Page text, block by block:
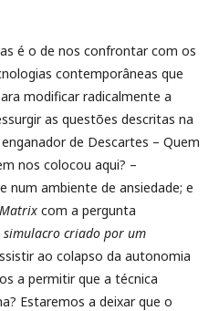
é o de nos confrontar com os
contemporâneas que
modificar radicalmente a
as questões descritas na
de Descartes – Quem
nos colocou aqui? –
num ambiente de ansiedade; e
Matrix com a pergunta
criado por um
ao colapso da autonomia
a permitir que a técnica
Estaremos a deixar que o